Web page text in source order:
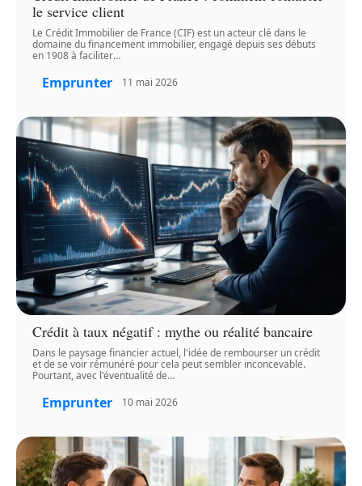
le service client
Le Crédit Immobilier de France (CIF) est un acteur clé dans le
domaine du financement immobilier, engagé depuis ses débuts
en 1908 à faciliter…
Emprunter 11 mai 2026
Crédit à taux négatif : mythe ou réalité bancaire
Dans le paysage financier actuel, l'idée de rembourser un crédit
et de se voir rémunéré pour cela peut sembler inconcevable.
Pourtant, avec l'éventualité de…
Emprunter 10 mai 2026